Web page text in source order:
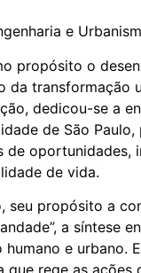
e
propósito o
da transformação
dedicou-se a
de São
de oportunidades,
de vida.
seu propósito a
a síntese
e urbano.